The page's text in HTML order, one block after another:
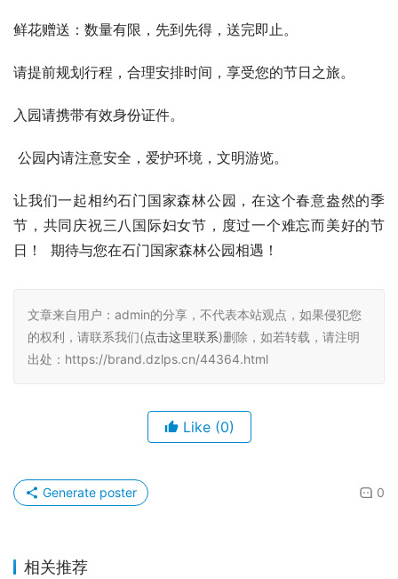
鲜花赠送：数量有限，先到先得，送完即止。
请提前规划行程，合理安排时间，享受您的节日之旅。
入园请携带有效身份证件。
公园内请注意安全，爱护环境，文明游览。
让我们一起相约石门国家森林公园，在这个春意盎然的季
节，共同庆祝三八国际妇女节，度过一个难忘而美好的节
日！  期待与您在石门国家森林公园相遇！
文章来自用户：admin的分享，不代表本站观点，如果侵犯您
的权利，请联系我们(点击这里联系)删除，如若转载，请注明
出处：https://brand.dzlps.cn/44364.html
Like (0)
0
Generate poster
相关推荐